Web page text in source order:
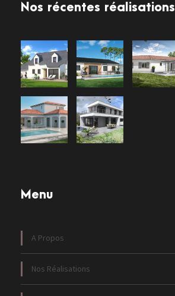
Nos récentes réalisations
Menu
A Propos
Nos Réalisations